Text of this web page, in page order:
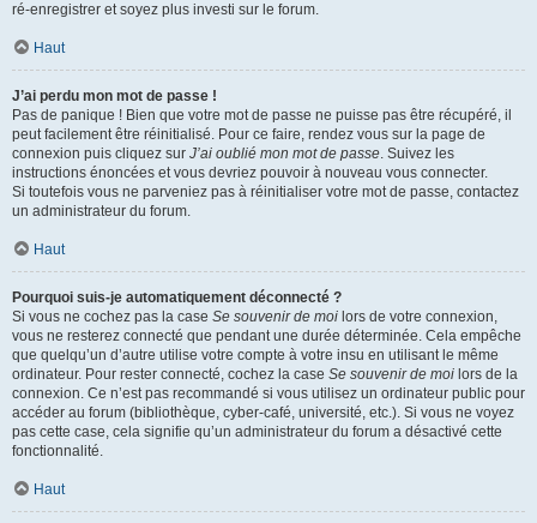
ré-enregistrer et soyez plus investi sur le forum.
Haut
J’ai perdu mon mot de passe !
Pas de panique ! Bien que votre mot de passe ne puisse pas être récupéré, il
peut facilement être réinitialisé. Pour ce faire, rendez vous sur la page de
connexion puis cliquez sur J’ai oublié mon mot de passe. Suivez les
instructions énoncées et vous devriez pouvoir à nouveau vous connecter.
Si toutefois vous ne parveniez pas à réinitialiser votre mot de passe, contactez
un administrateur du forum.
Haut
Pourquoi suis-je automatiquement déconnecté ?
Si vous ne cochez pas la case Se souvenir de moi lors de votre connexion,
vous ne resterez connecté que pendant une durée déterminée. Cela empêche
que quelqu’un d’autre utilise votre compte à votre insu en utilisant le même
ordinateur. Pour rester connecté, cochez la case Se souvenir de moi lors de la
connexion. Ce n’est pas recommandé si vous utilisez un ordinateur public pour
accéder au forum (bibliothèque, cyber-café, université, etc.). Si vous ne voyez
pas cette case, cela signifie qu’un administrateur du forum a désactivé cette
fonctionnalité.
Haut